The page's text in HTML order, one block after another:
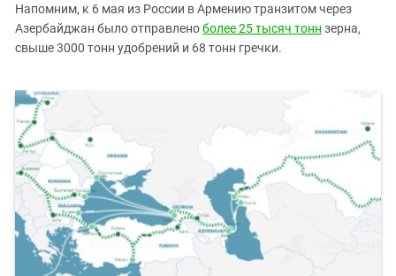
Напомним, к 6 мая из России в Армению транзитом через
Азербайджан было отправленоболее 25 тысяч тонн зерна,
свыше 3000 тонн удобрений и 68 тонн гречки.